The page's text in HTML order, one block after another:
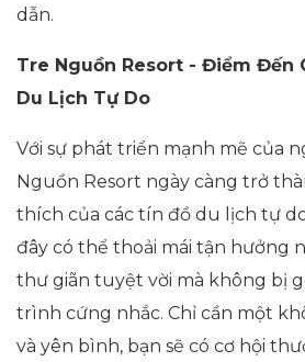
dẫn.
Tre Nguồn Resort - Điểm Đến
Du Lịch Tự Do
Với sự phát triển mạnh mẽ của
Nguồn Resort ngày càng trở
thích của các tín đồ du lịch tự
đây có thể thoải mái tận hưởng
thư giãn tuyệt vời mà không bị
trình cứng nhắc. Chỉ cần một
và yên bình, bạn sẽ có cơ hội